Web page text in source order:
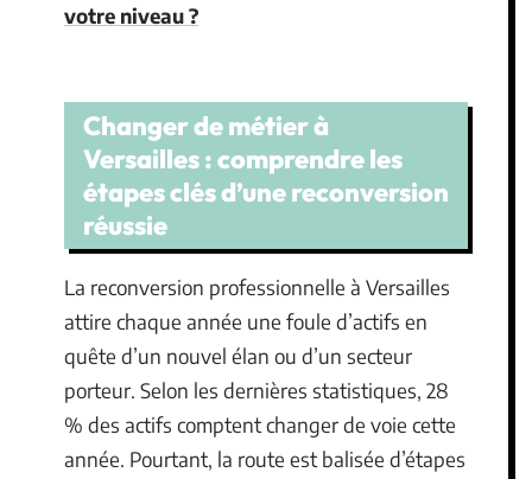
votre niveau ?
Changer de métier à
Versailles : comprendre les
étapes clés d’une reconversion
réussie
La reconversion professionnelle à Versailles
attire chaque année une foule d’actifs en
quête d’un nouvel élan ou d’un secteur
porteur. Selon les dernières statistiques, 28
% des actifs comptent changer de voie cette
année. Pourtant, la route est balisée d’étapes